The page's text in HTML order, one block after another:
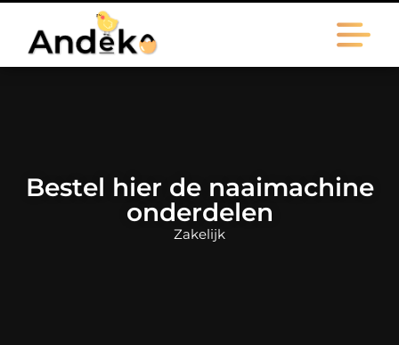
Bestel hier de naaimachine
onderdelen
Zakelijk